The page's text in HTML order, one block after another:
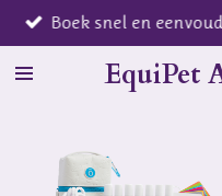
Ga
direct
naar
EquiPet
Boek snel en